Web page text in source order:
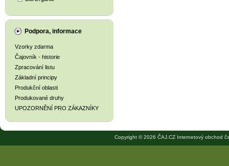
Podpora, informace
Vzorky zdarma
Čajovník - historie
Zpracování listu
Základní principy
Produkční oblasti
Produkované druhy
UPOZORNĚNÍ PRO ZÁKAZNÍKY
Copyright © 2026 ČAJ.CZ Internetový obchod